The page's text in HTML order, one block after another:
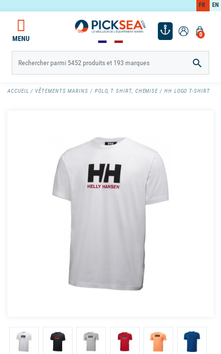
FR EN
0
MENU

ACCUEIL VÊTEMENTS MARINS POLO, T SHIRT, CHEMISE HH LOGO T-SHIRT